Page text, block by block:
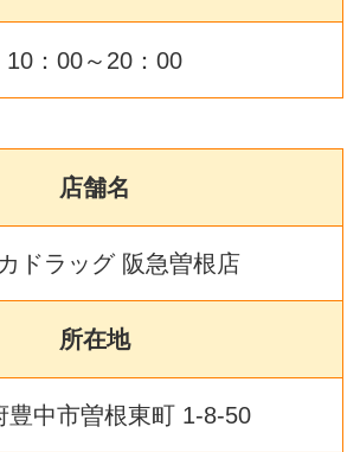
10：00～20：00
店舗名
ドラッグ 阪急曽根店
所在地
豊中市曽根東町 1-8-50